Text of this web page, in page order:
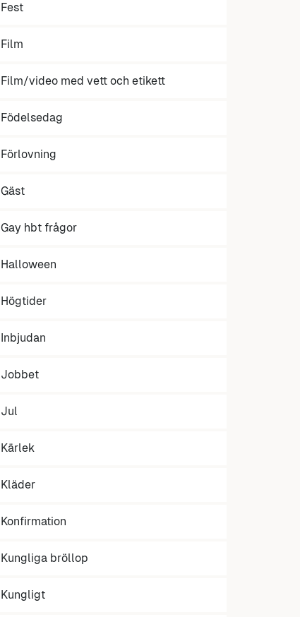
Fest
Film
Film/video med vett och etikett
Födelsedag
Förlovning
Gäst
Gay hbt frågor
Halloween
Högtider
Inbjudan
Jobbet
Jul
Kärlek
Kläder
Konfirmation
Kungliga bröllop
Kungligt